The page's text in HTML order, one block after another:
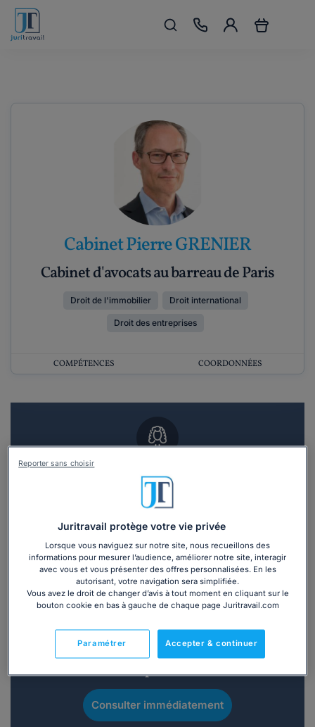
Cabinet Pierre GRENIER
Cabinet d'avocats au barreau de Paris
Droit de l'immobilier Droit international
Droit des entreprises
COMPÉTENCES COORDONNÉES
Vous souhaitez un RDV en cabinet avec un
avocat ?
Recevoir des devis d'avocats
3 devis en 48h
Vous souhaitez une consultation par
téléphone ?
Consulter immédiatement
Juritravail protège votre vie privée
Lorsque vous naviguez sur notre site, nous recueillons des
informations pour mesurer l’audience, améliorer notre site, interagir
avec vous et vous présenter des offres personnalisées. En les
autorisant, votre navigation sera simplifiée.
Vous avez le droit de changer d’avis à tout moment en cliquant sur le
bouton cookie en bas à gauche de chaque page Juritravail.com
Accepter & continuer
Paramétrer
Reporter sans choisir